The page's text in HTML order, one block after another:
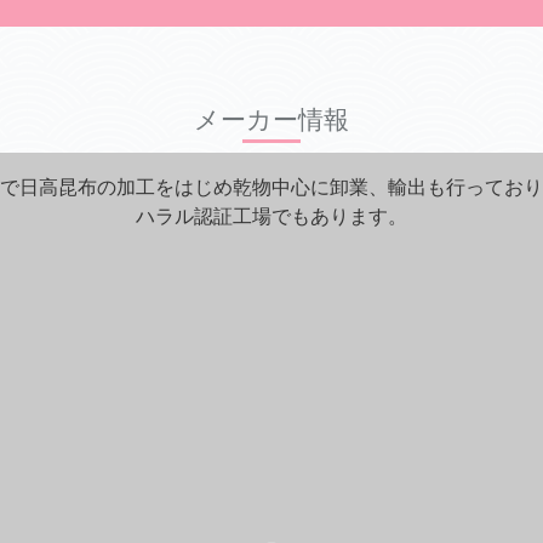
メーカー情報
日高昆布の加工をはじめ乾物中心に卸業、輸出も行ってお
ハラル認証工場でもあります。